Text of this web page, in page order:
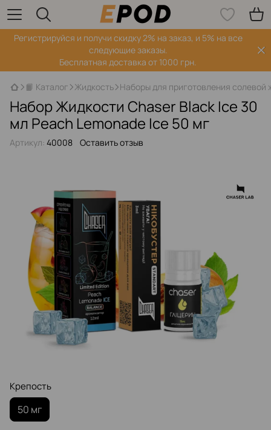
Регистрируйся‌ и получи скидку 2% на заказ, и 5% на все
следующие заказы.
Бесплатная доставка от 1000 грн.
📙 Каталог Жидкость Наборы для приготовления солевой
Набор Жидкости Chaser Black Ice 30
мл Peach Lemonade Ice 50 мг
Артикул: 40008 Оставить отзыв
Крепость
50 мг